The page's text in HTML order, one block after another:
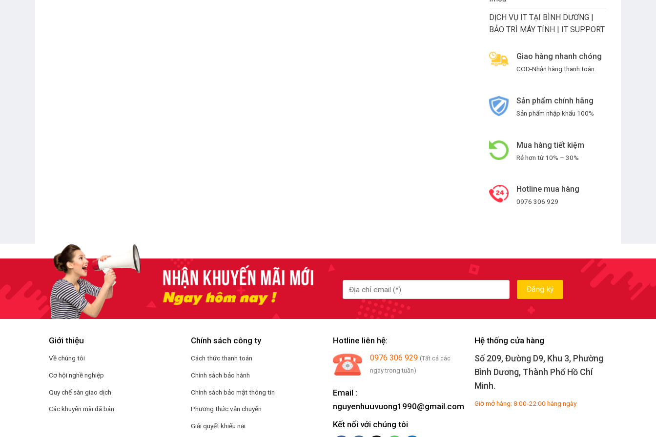
DỊCH VỤ IT TẠI BÌNH DƯƠNG |
BẢO TRÌ MÁY TÍNH | IT SUPPORT
Giao hàng nhanh chóng
COD-Nhận hàng thanh toán
Sản phẩm chính hãng
Sản phẩm nhập khẩu 100%
Mua hàng tiết kiệm
Rẻ hơn từ 10% – 30%
Hotline mua hàng
0976 306 929
Giới thiệu
Về chúng tôi
Cơ hội nghề nghiệp
Quy chế sàn giao dịch
Các khuyến mãi đã bán
Chính sách công ty
Cách thức thanh toán
Chính sách bảo hành
Chính sách bảo mật thông tin
Phương thức vận chuyển
Giải quyết khiếu nại
Hotline liên hệ:
0976 306 929 (Tất cả các
ngày trong tuần)
Email :
nguyenhuuvuong1990@gmail.com
Kết nối với chúng tôi
Hệ thống cửa hàng
Số 209, Đường D9, Khu 3, Phường
Bình Dương, Thành Phố Hồ Chí
Minh.
Giờ mở hàng: 8:00-22:00 hàng ngày